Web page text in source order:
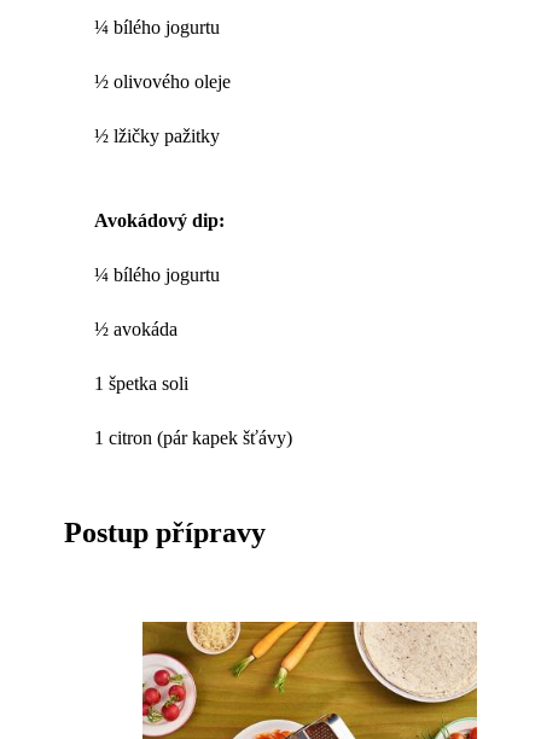
¼ bílého jogurtu
½ olivového oleje
½ lžičky pažitky
Avokádový dip:
¼ bílého jogurtu
½ avokáda
1 špetka soli
1 citron (pár kapek šťávy)
Postup přípravy